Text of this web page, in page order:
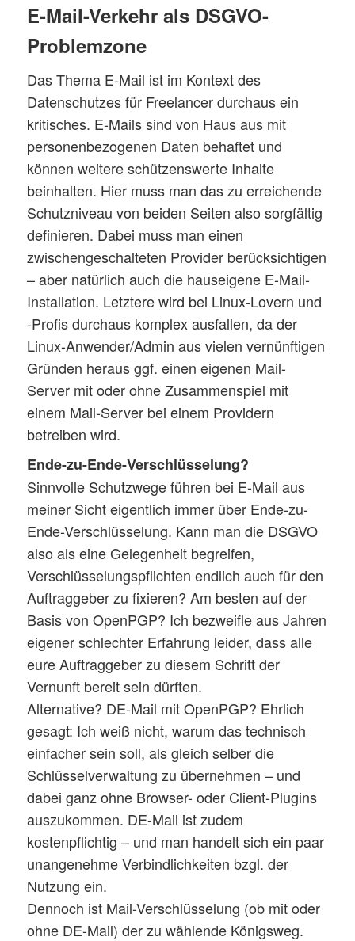
E-Mail-Verkehr als DSGVO-
Problemzone
Das Thema E-Mail ist im Kontext des
Datenschutzes für Freelancer durchaus ein
kritisches. E-Mails sind von Haus aus mit
personenbezogenen Daten behaftet und
können weitere schützenswerte Inhalte
beinhalten. Hier muss man das zu erreichende
Schutzniveau von beiden Seiten also sorgfältig
definieren. Dabei muss man einen
zwischengeschalteten Provider berücksichtigen
– aber natürlich auch die hauseigene E-Mail-
Installation. Letztere wird bei Linux-Lovern und
-Profis durchaus komplex ausfallen, da der
Linux-Anwender/Admin aus vielen vernünftigen
Gründen heraus ggf. einen eigenen Mail-
Server mit oder ohne Zusammenspiel mit
einem Mail-Server bei einem Providern
betreiben wird.
Ende-zu-Ende-Verschlüsselung?
Sinnvolle Schutzwege führen bei E-Mail aus
meiner Sicht eigentlich immer über Ende-zu-
Ende-Verschlüsselung. Kann man die DSGVO
also als eine Gelegenheit begreifen,
Verschlüsselungspflichten endlich auch für den
Auftraggeber zu fixieren? Am besten auf der
Basis von OpenPGP? Ich bezweifle aus Jahren
eigener schlechter Erfahrung leider, dass alle
eure Auftraggeber zu diesem Schritt der
Vernunft bereit sein dürften.
Alternative? DE-Mail mit OpenPGP? Ehrlich
gesagt: Ich weiß nicht, warum das technisch
einfacher sein soll, als gleich selber die
Schlüsselverwaltung zu übernehmen – und
dabei ganz ohne Browser- oder Client-Plugins
auszukommen. DE-Mail ist zudem
kostenpflichtig – und man handelt sich ein paar
unangenehme Verbindlichkeiten bzgl. der
Nutzung ein.
Dennoch ist Mail-Verschlüsselung (ob mit oder
ohne DE-Mail) der zu wählende Königsweg.